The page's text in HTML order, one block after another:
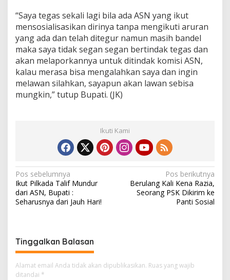
“Saya tegas sekali lagi bila ada ASN yang ikut
mensosialisasikan dirinya tanpa mengikuti aruran
yang ada dan telah ditegur namun masih bandel
maka saya tidak segan segan bertindak tegas dan
akan melaporkannya untuk ditindak komisi ASN,
kalau merasa bisa mengalahkan saya dan ingin
melawan silahkan, sayapun akan lawan sebisa
mungkin,” tutup Bupati. (JK)
Ikuti Kami
N
a
v
g
a
s
Pos sebelumnya
Ikut Pilkada Talif Mundur
dari ASN, Bupati :
Seharusnya dari Jauh Hari!
Pos berikutnya
Berulang Kali Kena Razia,
Seorang PSK Dikirim ke
Panti Sosial
Tinggalkan Balasan
Alamat email Anda tidak akan dipublikasikan. Ruas yang wajib
ditandai *